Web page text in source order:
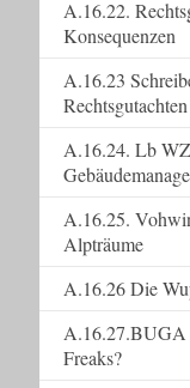
A.16.22.
Konsequenzen
A.16.23
Rechtsgutachten
A.16.24. Lb
A.16.25.
Alpträume
A.16.26 Die
A.16.27.BUGA
Freaks?